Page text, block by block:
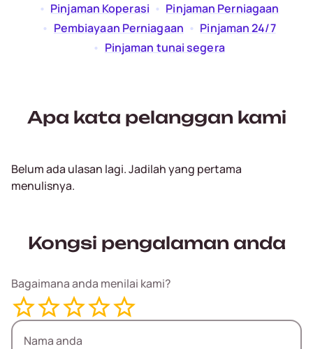
  •
Pinjaman Koperasi
  •
Pinjaman Perniagaan
  •
Pembiayaan Perniagaan
  •
Pinjaman 24/7
  •
Pinjaman tunai segera
Apa kata pelanggan kami
Belum ada ulasan lagi. Jadilah yang pertama
menulisnya.
Kongsi pengalaman anda
Bagaimana anda menilai kami?